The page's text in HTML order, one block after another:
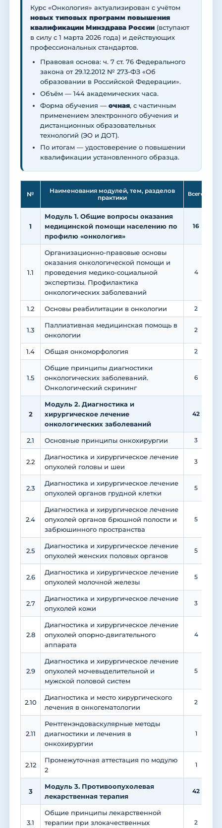
Курс «Онкология» актуализирован с учётом
новых типовых программ повышения
квалификации Минздрава России (вступают
в силу с 1 марта 2026 года) и действующих
профессиональных стандартов.
Правовая основа: ч. 7 ст. 76 Федерального
закона от 29.12.2012 № 273-ФЗ «Об
образовании в Российской Федерации».
Объём — 144 академических часа.
Форма обучения — очная, с частичным
применением электронного обучения и
дистанционных образовательных
технологий (ЭО и ДОТ).
По итогам — удостоверение о повышении
квалификации установленного образца.
№
Наименования модулей, тем, разделов
практики
Всего
1
Модуль 1. Общие вопросы оказания
медицинской помощи населению по
профилю «онкология»
16
1.1
Организационно-правовые основы
оказания онкологической помощи и
проведения медико-социальной
экспертизы. Профилактика
онкологических заболеваний
4
1.2 Основы реабилитации в онкологии 2
1.3
Паллиативная медицинская помощь в
онкологии
2
1.4 Общая онкоморфология 2
1.5
Общие принципы диагностики
онкологических заболеваний.
Онкологический скрининг
6
2
Модуль 2. Диагностика и
хирургическое лечение
онкологических заболеваний
42
2.1 Основные принципы онкохирургии 3
2.2
Диагностика и хирургическое лечение
опухолей головы и шеи
3
2.3
Диагностика и хирургическое лечение
опухолей органов грудной клетки
5
2.4
Диагностика и хирургическое лечение
опухолей органов брюшной полости и
забрюшинного пространства
5
2.5
Диагностика и хирургическое лечение
опухолей женских половых органов
5
2.6
Диагностика и хирургическое лечение
опухолей молочной железы
5
2.7
Диагностика и хирургическое лечение
опухолей кожи
3
2.8
Диагностика и хирургическое лечение
опухолей опорно-двигательного
аппарата
4
2.9
Диагностика и хирургическое лечение
опухолей мочевыделительной и
мужской половой систем
5
2.10
Диагностика и место хирургического
лечения в онкогематологии
2
2.11
Рентгенэндоваскулярные методы
диагностики и лечения в
онкохирургии
1
2.12
Промежуточная аттестация по модулю
2
1
3
Модуль 3. Противоопухолевая
лекарственная терапия
42
3.1
Общие принципы лекарственной
терапии при злокачественных
2